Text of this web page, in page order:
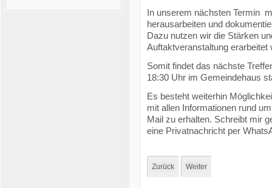
In unserem nächsten Termin
herausarbeiten und
Dazu nutzen wir die Stärken
Auftaktveranstaltung erarbeitet
Somit findet das nächste
18:30 Uhr im Gemeindehaus
Es besteht weiterhin
mit allen Informationen rund
Mail zu erhalten. Schreibt mir
eine Privatnachricht per
Zurück Weiter